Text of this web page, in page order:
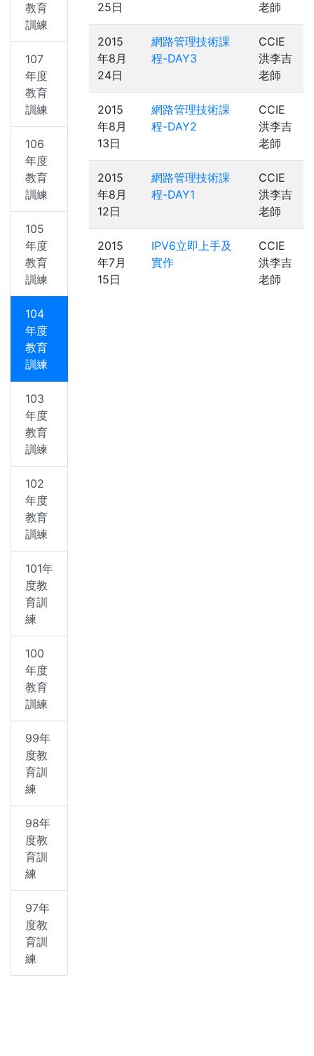
教育
訓練
107
年度
教育
訓練
106
年度
教育
訓練
105
年度
教育
訓練
104
年度
教育
訓練
103
年度
教育
訓練
102
年度
教育
訓練
101年
度教
育訓
練
100
年度
教育
訓練
99年
度教
育訓
練
98年
度教
育訓
練
97年
度教
育訓
練
25日
老師
2015
年8月
24日
網路管理技術課
程-DAY3
CCIE
洪李吉
老師
2015
年8月
13日
網路管理技術課
程-DAY2
CCIE
洪李吉
老師
2015
年8月
12日
網路管理技術課
程-DAY1
CCIE
洪李吉
老師
2015
年7月
15日
IPV6立即上手及
實作
CCIE
洪李吉
老師